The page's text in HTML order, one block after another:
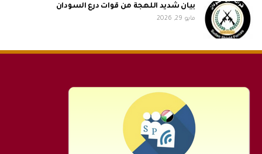
بيان شديد اللهجة من قوات درع السودان
مايو 29, 2026